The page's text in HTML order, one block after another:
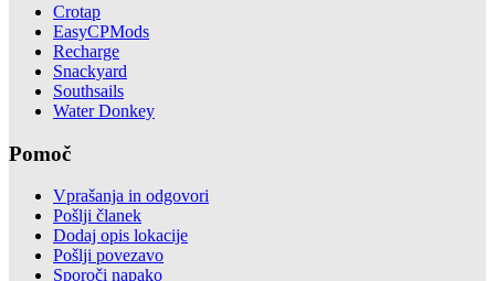
Crotap
EasyCPMods
Recharge
Snackyard
Southsails
Water Donkey
Pomoč
Vprašanja in odgovori
Pošlji članek
Dodaj opis lokacije
Pošlji povezavo
Sporoči napako